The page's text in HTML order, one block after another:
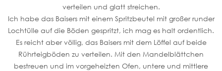
verteilen und glatt streichen.
Ich habe das Baisers mit einem Spritzbeutel mit großer runder
Lochtülle auf die Böden gespritzt, ich mag es halt ordentlich.
Es reicht aber völlig, das Baisers mit dem Löffel auf beide
Rührteigböden zu verteilen. Mit den Mandelblättchen
bestreuen und im vorgeheizten Ofen, untere und mittlere